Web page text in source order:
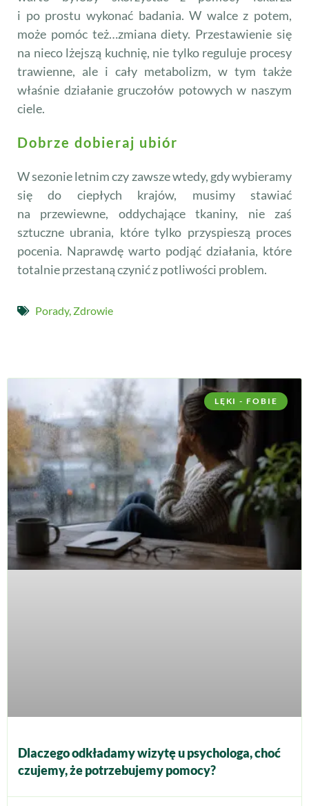
i po prostu wykonać badania. W walce z potem,
może pomóc też…zmiana diety. Przestawienie się
na nieco lżejszą kuchnię, nie tylko reguluje procesy
trawienne, ale i cały metabolizm, w tym także
właśnie działanie gruczołów potowych w naszym
ciele.
Dobrze dobieraj ubiór
W sezonie letnim czy zawsze wtedy, gdy wybieramy
się do ciepłych krajów, musimy stawiać
na przewiewne, oddychające tkaniny, nie zaś
sztuczne ubrania, które tylko przyspieszą proces
pocenia. Naprawdę warto podjąć działania, które
totalnie przestaną czynić z potliwości problem.
Porady, Zdrowie
LĘKI - FOBIE
Dlaczego odkładamy wizytę u psychologa, choć
czujemy, że potrzebujemy pomocy?